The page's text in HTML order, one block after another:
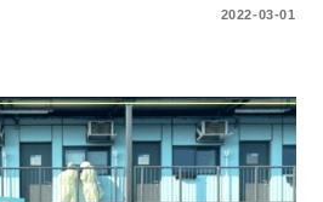
2022-03-01